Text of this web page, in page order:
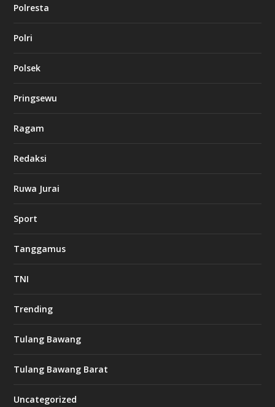
Polresta
Polri
Polsek
Pringsewu
Ragam
Redaksi
Ruwa Jurai
Sport
Tanggamus
TNI
Trending
Tulang Bawang
Tulang Bawang Barat
Uncategorized